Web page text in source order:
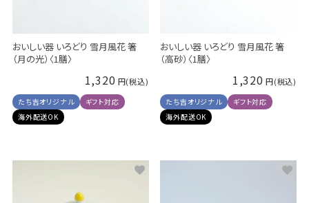
おいしい器 いろどり 雪月風花 箸
（月の光）〈1膳〉
1,320
たち吉オリジナル
ギフト対応
海外配送OK
おいしい器 いろどり 雪月風花 箸
（高砂）〈1膳〉
1,320
たち吉オリジナル
ギフト対応
海外配送OK